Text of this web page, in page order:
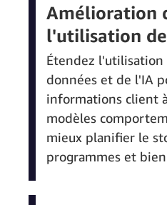
Amélioration
l'utilisation
Étendez
données et de l'IA
informations client
modèles
mieux planifier le
programmes et